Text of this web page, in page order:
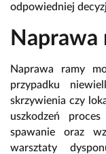
odpowiedniej
Naprawa
Naprawa ramy
przypadku
skrzywienia czy
uszkodzeń
spawanie oraz
warsztaty